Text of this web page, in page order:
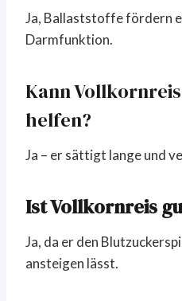
Ja, Ballaststoffe fördern
Darmfunktion.
Kann
helfen?
Ja – er sättigt lange und
Ist Vollkornreis
Ja, da er den
ansteigen lässt.